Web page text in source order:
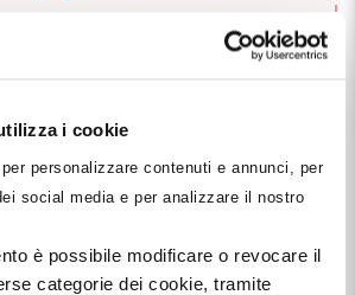
i cookie
personalizzare contenuti e annunci, per
social media e per analizzare il nostro
è possibile modificare o revocare il
categorie dei cookie, tramite